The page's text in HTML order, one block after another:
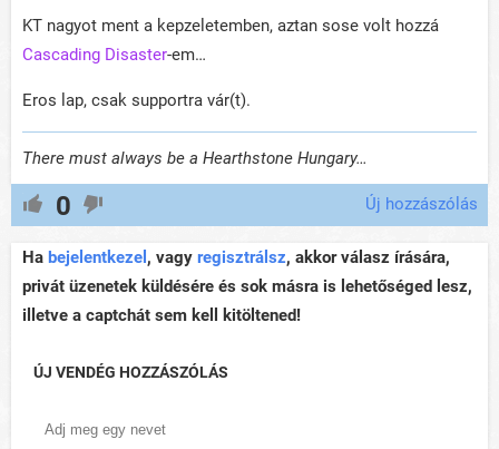
KT nagyot ment a kepzeletemben, aztan sose volt hozzá
Cascading Disaster-em…
Eros lap, csak supportra vár(t).
There must always be a Hearthstone Hungary…
0 Új hozzászólás
Ha bejelentkezel , vagy regisztrálsz, akkor válasz írására,
privát üzenetek küldésére és sok másra is lehetőséged lesz,
illetve a captchát sem kell kitöltened!
ÚJ VENDÉG HOZZÁSZÓLÁS